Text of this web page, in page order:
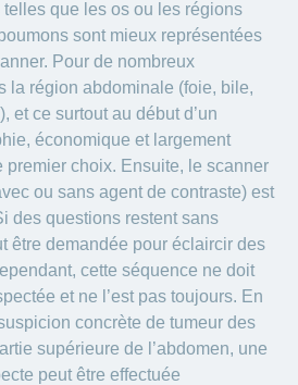
telles que les os ou les régions
sont mieux représentées
Pour de nombreux
la région abdominale (foie, bile,
et ce surtout au début d’un
économique et largement
premier choix. Ensuite, le scanner
ou sans agent de contraste) est
des questions restent sans
être demandée pour éclaircir des
cette séquence ne doit
et ne l’est pas toujours. En
concrète de tumeur des
supérieure de l’abdomen, une
peut être effectuée